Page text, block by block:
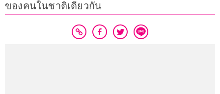
ของคนในชาติเดียวกัน